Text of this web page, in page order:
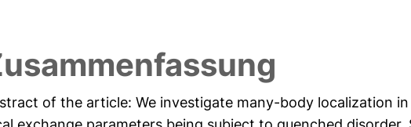
of the article: We investigate many-body localization